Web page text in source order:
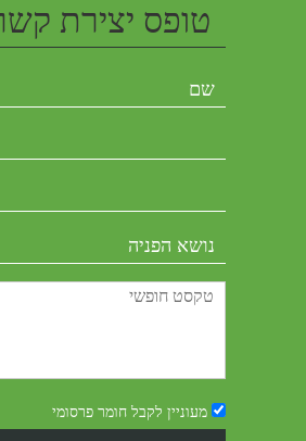
טופס יצירת
מעוניין לקבל חומר פרסומי